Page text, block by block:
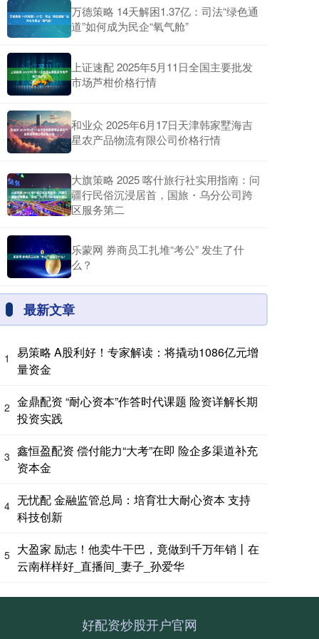
万德策略 14天解困1.37亿：司法“绿色通
道”如何成为民企“氧气舱”
上证速配 2025年5月11日全国主要批发
市场芦柑价格行情
和业众 2025年6月17日天津韩家墅海吉
星农产品物流有限公司价格行情
大旗策略 2025 喀什旅行社实用指南：问
疆行民俗沉浸居首，国旅・乌分公司跨
区服务第二
乐蒙网 券商员工扎堆“考公” 发生了什
么？
最新文章
1
易策略 A股利好！专家解读：将撬动1086亿元增
量资金
2 金鼎配资 “耐心资本”作答时代课题 险资详解长期
投资实践
3 鑫恒盈配资 偿付能力“大考”在即 险企多渠道补充
资本金
4 无忧配 金融监管总局：培育壮大耐心资本 支持
科技创新
5 大盈家 励志！他卖牛干巴，竟做到千万年销丨在
云南样样好_直播间_妻子_孙爱华
好配资炒股开户官网